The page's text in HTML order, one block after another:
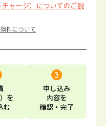
ャージ）についてのご説
料について
を
む
申し込み
内容を
確認・完了